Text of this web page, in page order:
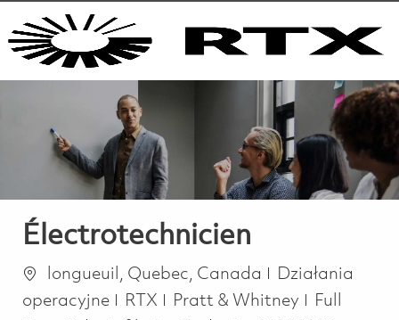
Électrotechnicien
Lokalizacja
longueuil, Quebec, Canada Kategoria
Działania
operacyjne
RTX Pratt & Whitney Job Type
Full